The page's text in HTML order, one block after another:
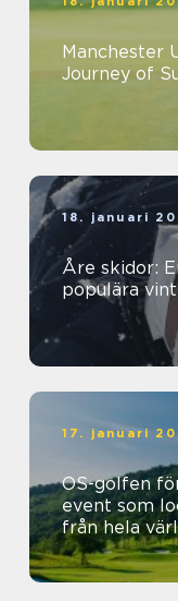
Manchester
Journey of
18. januari
Åre skidor:
populära
17. januari
OS-golfen
event som
från hela